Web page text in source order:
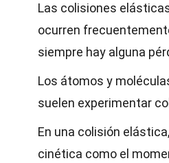
Las colisiones
ocurren
siempre hay alguna
Los átomos y
suelen experimentar
En una colisión
cinética como el